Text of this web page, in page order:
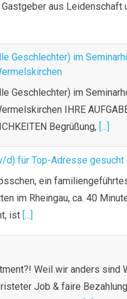
aus Leidenschaft
Geschlechter) im
Geschlechter) im
IHRE
Begrüßung, [...]
d) für Top-Adresse gesucht
ein
im Rheingau, ca. 40
ist [...]
Weil wir anders sind
Job & faire Bezahlung